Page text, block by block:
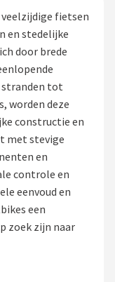
fietsen
en stedelijke
door brede
stranden tot
worden deze
constructie en
met stevige
en
controle en
eenvoud en
een
zoek zijn naar